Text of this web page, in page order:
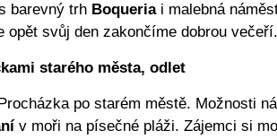
barevný trh Boqueriai malebná
opět svůj den zakončíme dobrou večeří.
starého města, odlet
po starém městě. Možnosti
v moři na písečné pláži. Zájemci si